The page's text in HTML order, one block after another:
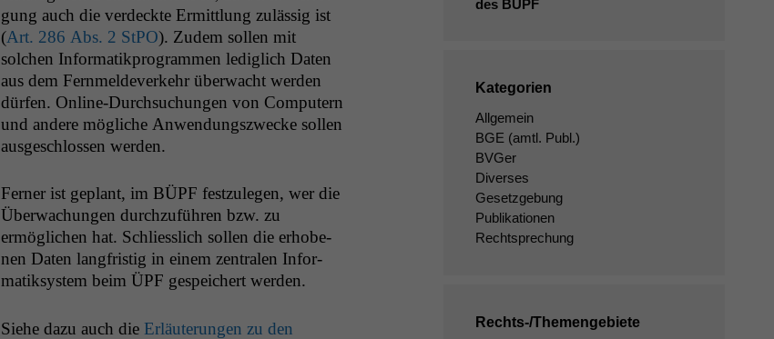
gung auch die verdeck­te Ermit­tlung zuläs­sig ist
(Art. 286 Abs. 2 StPO). Zudem sollen mit
solchen Infor­matikpro­gram­men lediglich Dat­en
aus dem Fer­n­melde­v­erkehr überwacht wer­den
dür­fen. Online-Durch­suchun­gen von Com­put­ern
und andere mögliche Anwen­dungszwecke sollen
aus­geschlossen werden.
Fern­er ist geplant, im BÜPF festzule­gen, wer die
Überwachun­gen durchzuführen bzw. zu
ermöglichen hat. Schliesslich sollen die erhobe­
nen Dat­en langfristig in einem zen­tralen Infor­
matiksys­tem beim ÜPF gespe­ichert werden.
Siehe dazu auch die Erläuterun­gen zu den
des BÜPF
Kategorien
Allgemein
BGE (amtl. Publ.)
BVGer
Diverses
Gesetzgebung
Publikationen
Rechtsprechung
Rechts-/Themengebiete